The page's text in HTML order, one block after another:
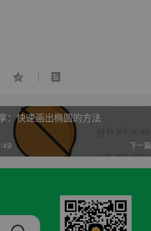
：快速画出椭圆的方法
下一篇